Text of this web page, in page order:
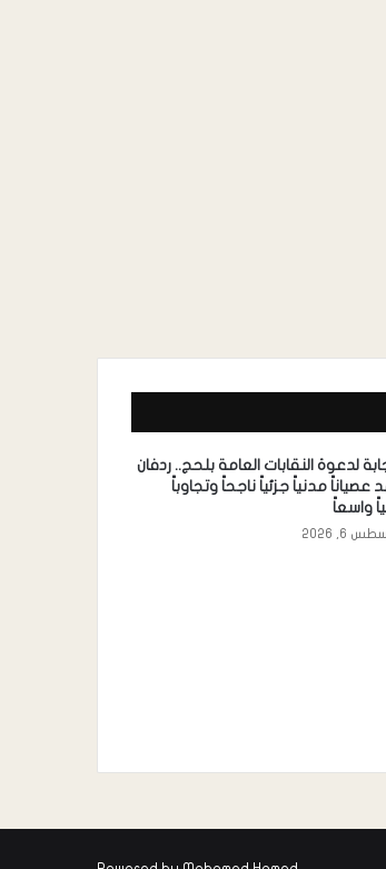
لدعوة النقابات العامة بلحج.. ردفان
عصياناً مدنياً جزئياً ناجحاً وتجاوباً
واسعاً
6, 2026